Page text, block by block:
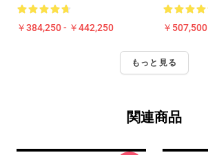
￥384,250 - ￥442,250 ￥507,500
もっと見る
関連商品